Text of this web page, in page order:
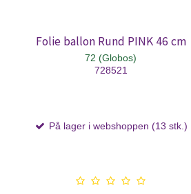
Folie ballon Rund PINK 46 cm
72 (Globos)
728521
På lager i webshoppen (13 stk.)